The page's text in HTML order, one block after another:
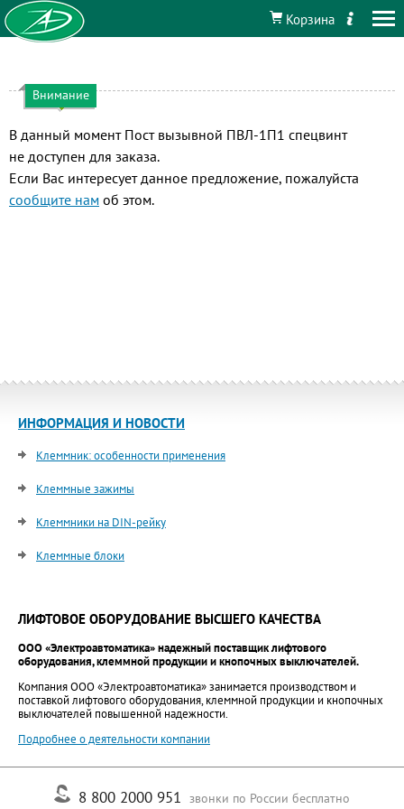
Корзина
Внимание
В данный момент Пост вызывной ПВЛ-1П1 спецвинт
не доступен для заказа.
Если Вас интересует данное предложение, пожалуйста
сообщите нам об этом.
ИНФОРМАЦИЯ И НОВОСТИ
Клеммник: особенности применения
Клеммные зажимы
Клеммники на DIN-рейку
Клеммные блоки
ЛИФТОВОЕ ОБОРУДОВАНИЕ ВЫСШЕГО КАЧЕСТВА
ООО «Электроавтоматика» надежный поставщик лифтового
оборудования, клеммной продукции и кнопочных выключателей.
Компания ООО «Электроавтоматика» занимается производством и
поставкой лифтового оборудования, клеммной продукции и кнопочных
выключателей повышенной надежности.
Подробнее о деятельности компании
8 800 2000 951 звонки по России бесплатно